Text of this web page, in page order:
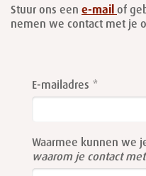
Stuur ons een e-mail of
nemen we contact met je
this
field
E-mailadres
Waarmee kunnen we
waarom je contact